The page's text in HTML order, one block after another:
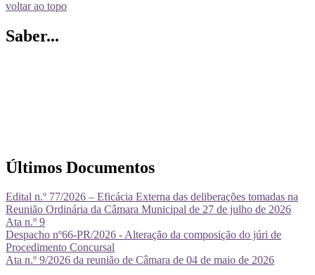
voltar ao topo
Saber...
Últimos Documentos
Edital n.º 77/2026 – Eficácia Externa das deliberações tomadas na
Reunião Ordinária da Câmara Municipal de 27 de julho de 2026
Ata n.º 9
Despacho nº66-PR/2026 - Alteração da composição do júri de
Procedimento Concursal
Ata n.º 9/2026 da reunião de Câmara de 04 de maio de 2026